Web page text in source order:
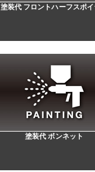
塗装代 フロントハーフスポ
塗装代 ボンネット